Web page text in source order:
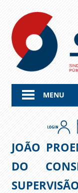
content
MENU
JOÃO
DO